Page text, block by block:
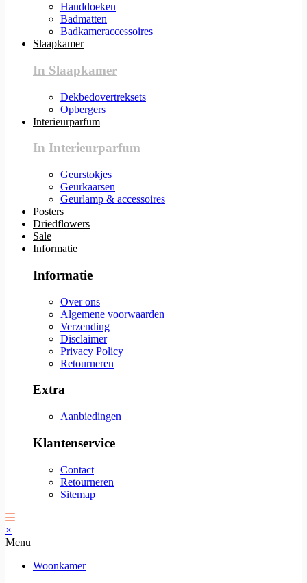
Handdoeken
Badmatten
Badkameraccessoires
Slaapkamer
In Slaapkamer
Dekbedovertreksets
Opbergers
Interieurparfum
In Interieurparfum
Geurstokjes
Geurkaarsen
Geurlamp & accessoires
Posters
Driedflowers
Sale
Informatie
Informatie
Over ons
Algemene voorwaarden
Verzending
Disclaimer
Privacy Policy
Retourneren
Extra
Aanbiedingen
Klantenservice
Contact
Retourneren
Sitemap
×
Menu
Woonkamer